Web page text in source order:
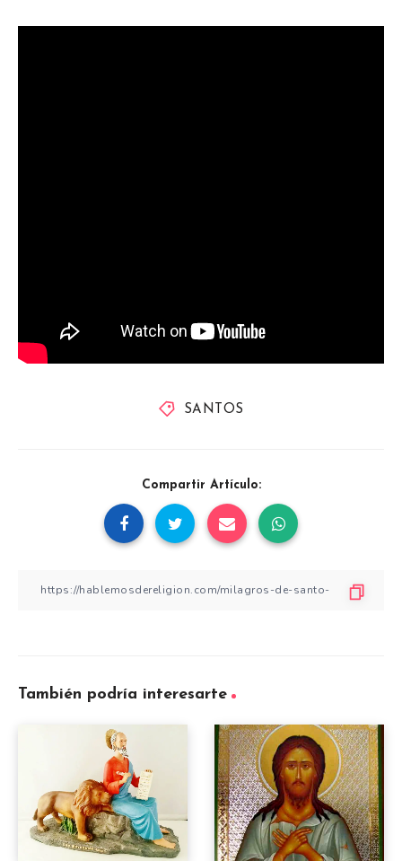
SANTOS
Compartir Artículo:
También podría interesarte